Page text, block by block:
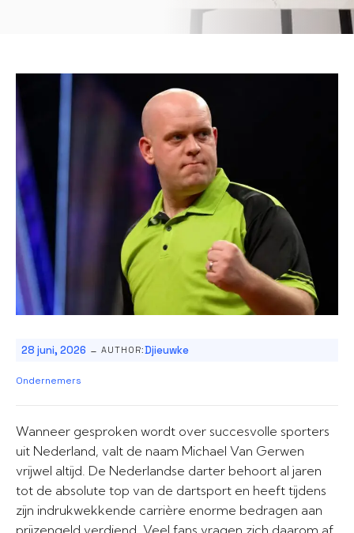
28 juni, 2026 - AUTHOR:Djieuwke
Ondernemers
Wanneer gesproken wordt over succesvolle sporters
uit Nederland, valt de naam Michael Van Gerwen
vrijwel altijd. De Nederlandse darter behoort al jaren
tot de absolute top van de dartsport en heeft tijdens
zijn indrukwekkende carrière enorme bedragen aan
prijzengeld verdiend. Veel fans vragen zich daarom af